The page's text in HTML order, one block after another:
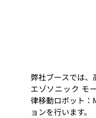
弊社ブースでは
エゾソニック モ
律移動ロボット
ョンを行います。